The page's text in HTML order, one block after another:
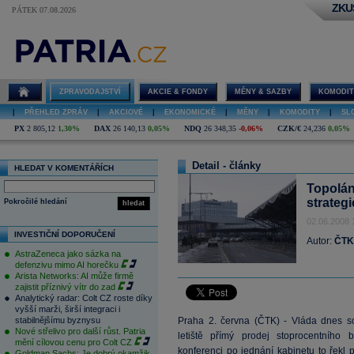
PÁTEK 07.08.2026
ZPRAVODAJSTVÍ AKCIE & FONDY MĚNY & SAZBY
PŘEHLED ZPRÁV AKCIOVÉ EKONOMICKÉ MĚNY KOMODITY
PX 2 805,12 1,30% DAX 26 140,13 0,05% NDQ 26 348,35 -0,06% CZK/€ 24,236 0,05%
HLEDAT V KOMENTÁŘÍCH
hledat
Pokročilé hledání
INVESTIČNÍ DOPORUČENÍ
AstraZeneca jako sázka na
defenzivu mimo AI horečku
Arista Networks: AI může firmě
zajistit příznivý vítr do zad
Analytický radar: Colt CZ roste díky
vyšší marži, širší integraci i
stabilnějšímu byznysu
Nové střelivo pro další růst. Patria
mění cílovou cenu pro Colt CZ
Detail - články
02.06.2008
Autor: ČTK
Praha 2. června (ČTK) - Vláda dnes
letiště přímý prodej stoprocentního
konferenci po jednání kabinetu to řekl